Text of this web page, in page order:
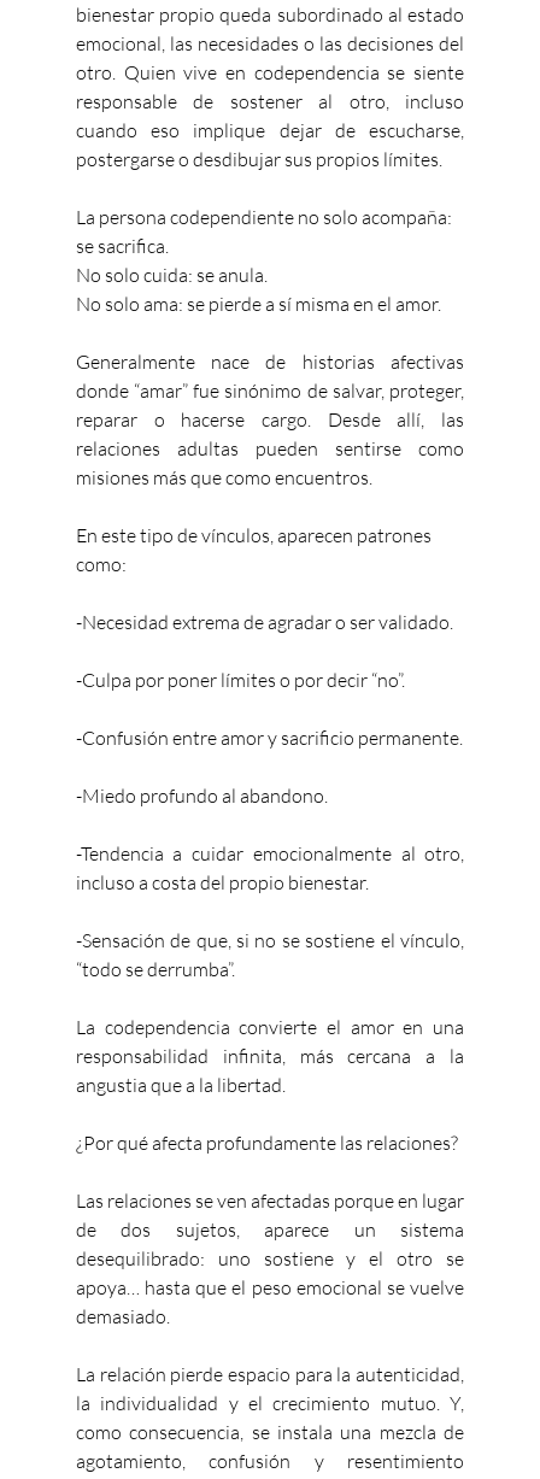
bienestar propio queda subordinado al estado
emocional, las necesidades o las decisiones del
otro. Quien vive en codependencia se siente
responsable de sostener al otro, incluso
cuando eso implique dejar de escucharse,
postergarse o desdibujar sus propios límites.
La persona codependiente no solo acompaña:
se sacrifica.
No solo cuida: se anula.
No solo ama: se pierde a sí misma en el amor.
Generalmente nace de historias afectivas
donde “amar” fue sinónimo de salvar, proteger,
reparar o hacerse cargo. Desde allí, las
relaciones adultas pueden sentirse como
misiones más que como encuentros.
En este tipo de vínculos, aparecen patrones
como:
-Necesidad extrema de agradar o ser validado.
-Culpa por poner límites o por decir “no”.
-Confusión entre amor y sacrificio permanente.
-Miedo profundo al abandono.
-Tendencia a cuidar emocionalmente al otro,
incluso a costa del propio bienestar.
-Sensación de que, si no se sostiene el vínculo,
“todo se derrumba”.
La codependencia convierte el amor en una
responsabilidad infinita, más cercana a la
angustia que a la libertad.
¿Por qué afecta profundamente las relaciones?
Las relaciones se ven afectadas porque en lugar
de dos sujetos, aparece un sistema
desequilibrado: uno sostiene y el otro se
apoya… hasta que el peso emocional se vuelve
demasiado.
La relación pierde espacio para la autenticidad,
la individualidad y el crecimiento mutuo. Y,
como consecuencia, se instala una mezcla de
agotamiento, confusión y resentimiento